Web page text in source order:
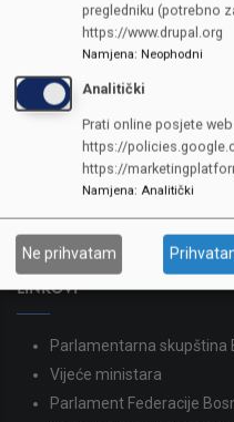
KONTAKTI
SKUPŠTINA
Adresa: Sarajevo, Reisa
387 33 562-210
skupstina@skupstina.ks.gov.ba
LINKOVI
Parlamentarna skupština
Vijeće ministara
Parlament Federacije
pregledniku (potrebno
https://www.drupal.org
Namjena: Neophodni
Analitički
Prati online posjete
https://
https://
Namjena: Analitički
Ne prihvatam